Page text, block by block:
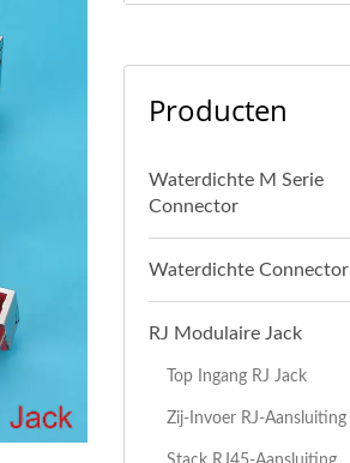
Producten
Waterdichte M Serie
Connector
Waterdichte Connector
RJ Modulaire Jack
Top Ingang RJ Jack
Zij-Invoer RJ-Aansluiting